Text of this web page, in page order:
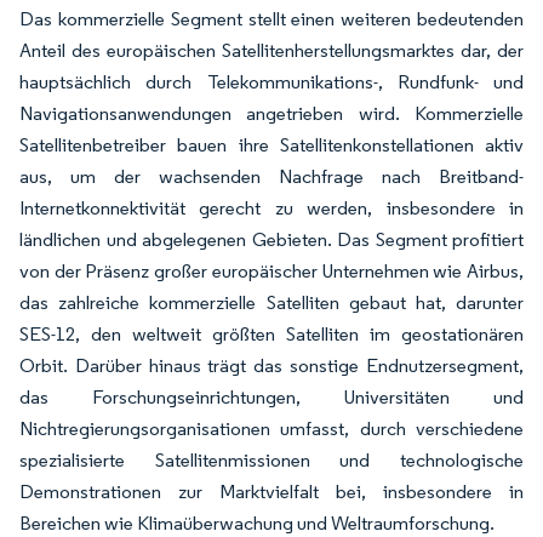
Das kommerzielle Segment stellt einen weiteren bedeutenden
Anteil des europäischen Satellitenherstellungsmarktes dar, der
hauptsächlich durch Telekommunikations-, Rundfunk- und
Navigationsanwendungen angetrieben wird. Kommerzielle
Satellitenbetreiber bauen ihre Satellitenkonstellationen aktiv
aus, um der wachsenden Nachfrage nach Breitband-
Internetkonnektivität gerecht zu werden, insbesondere in
ländlichen und abgelegenen Gebieten. Das Segment profitiert
von der Präsenz großer europäischer Unternehmen wie Airbus,
das zahlreiche kommerzielle Satelliten gebaut hat, darunter
SES-12, den weltweit größten Satelliten im geostationären
Orbit. Darüber hinaus trägt das sonstige Endnutzersegment,
das Forschungseinrichtungen, Universitäten und
Nichtregierungsorganisationen umfasst, durch verschiedene
spezialisierte Satellitenmissionen und technologische
Demonstrationen zur Marktvielfalt bei, insbesondere in
Bereichen wie Klimaüberwachung und Weltraumforschung.